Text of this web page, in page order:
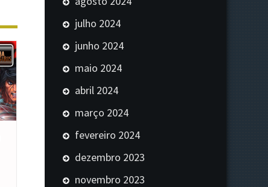
julho 2024
junho 2024
maio 2024
abril 2024
março 2024
fevereiro 2024
dezembro 2023
novembro 2023